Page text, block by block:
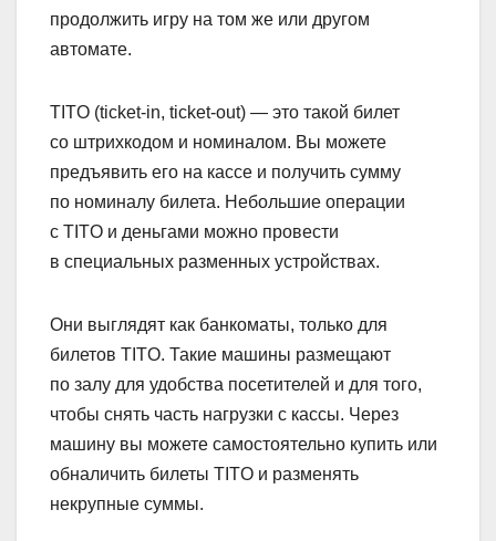
продолжить игру на том же или другом
автомате.
TITO (ticket-in, ticket-out) — это такой билет
со штрихкодом и номиналом. Вы можете
предъявить его на кассе и получить сумму
по номиналу билета. Небольшие операции
с TITO и деньгами можно провести
в специальных разменных устройствах.
Они выглядят как банкоматы, только для
билетов TITO. Такие машины размещают
по залу для удобства посетителей и для того,
чтобы снять часть нагрузки с кассы. Через
машину вы можете самостоятельно купить или
обналичить билеты TITO и разменять
некрупные суммы.